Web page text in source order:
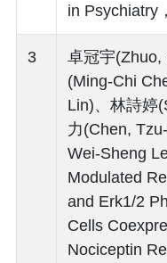
in Psychiatry
3
卓冠宇(Zhuo,
(Ming-Chi
Lin)、林詩婷
力(Chen,
Wei-Sheng
Modulated
and Erk1/2
Cells
Nociceptin